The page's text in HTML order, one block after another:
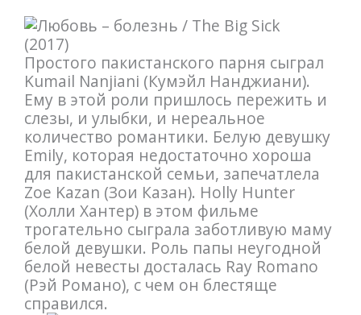
Простого пакистанского парня сыграл
Kumail Nanjiani (Кумэйл Нанджиани).
Ему в этой роли пришлось пережить и
слезы, и улыбки, и нереальное
количество романтики. Белую девушку
Emily, которая недостаточно хороша
для пакистанской семьи, запечатлела
Zoe Kazan (Зои Казан). Holly Hunter
(Холли Хантер) в этом фильме
трогательно сыграла заботливую маму
белой девушки. Роль папы неугодной
белой невесты досталась Ray Romano
(Рэй Романо), с чем он блестяще
справился.